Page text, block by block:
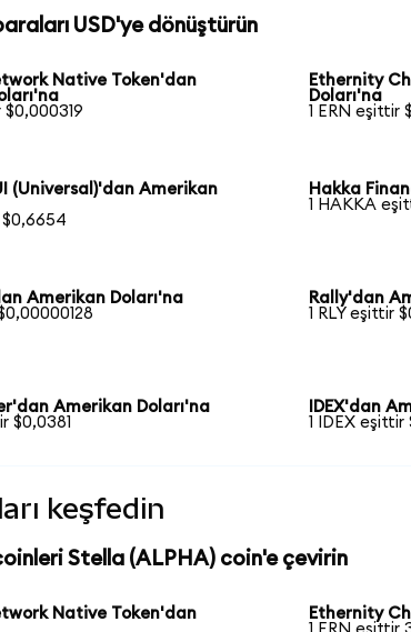
USD'ye dönüştürün
Native Token'dan
$0,000319
Ethernity
Doları'na
1 ERN eşittir
(Universal)'dan Amerikan
$0,6654
Hakka
1 HAKKA
Amerikan Doları'na
Rally'dan
1 RLY eşittir
Amerikan Doları'na
$0,0381
IDEX'dan
1 IDEX
keşfedin
Stella (ALPHA) coin'e çevirin
Native Token'dan
Ethernity